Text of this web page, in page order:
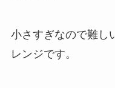
小さすぎなので難し
レンジです。